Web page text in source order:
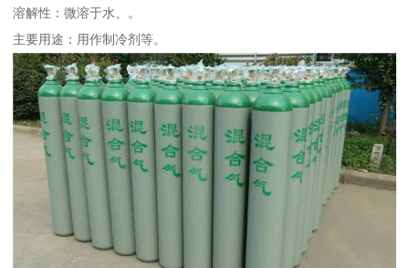
溶解性：微溶于水、。
主要用途：用作制冷剂等。